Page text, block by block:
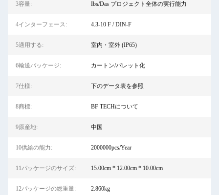
3容量: Ibs/Das プロジェクト全体の実行能力
4インターフェース: 4.3-10 F / DIN-F
5適用する: 室内・室外 (IP65)
6輸送パッケージ: カートン/パレット化
7仕様: 下のデータ表を参照
8商標: BF TECHについて
9原産地: 中国
10供給の能力: 2000000pcs/Year
11パッケージのサイズ: 15.00cm * 12.00cm * 10.00cm
12パッケージの総重量: 2.860kg